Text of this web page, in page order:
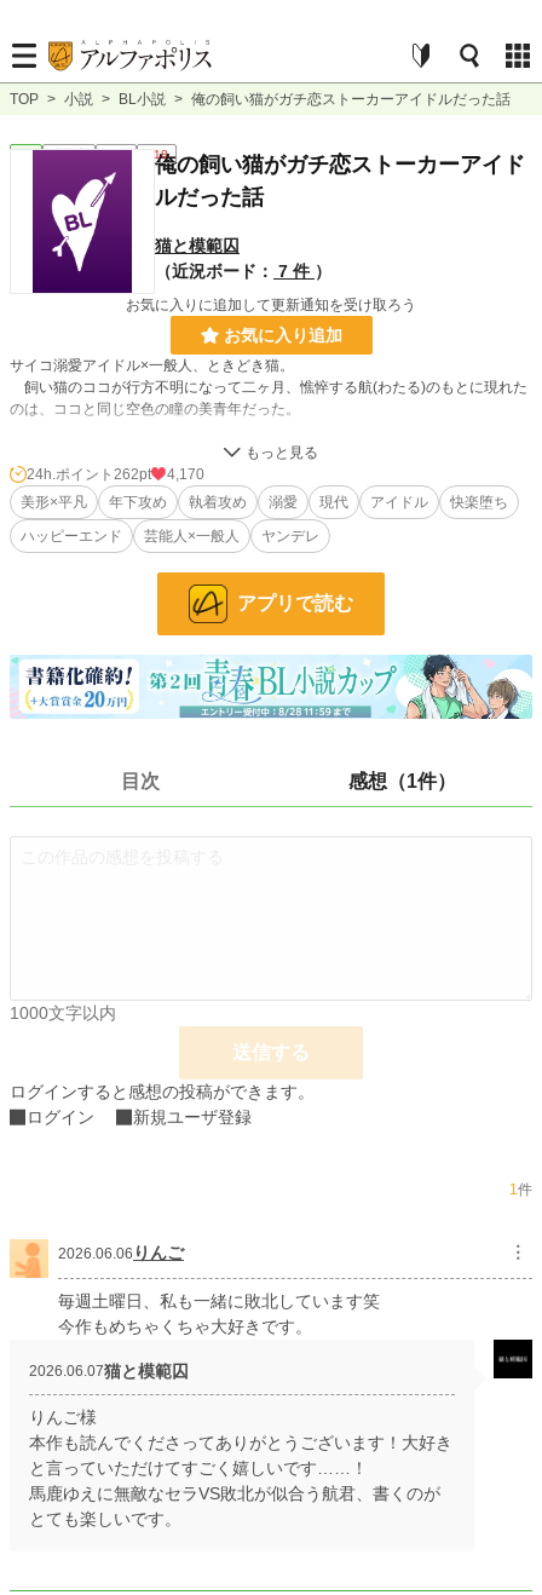
TOP > 小説 > BL小説 > 俺の飼い猫がガチ恋ストーカーアイドルだった話
BL 連載中 長編 R18
俺の飼い猫がガチ恋ストーカーアイド
ルだった話
猫と模範囚
（近況ボード： 7 件 ）
お気に入りに追加して更新通知を受け取ろう
お気に入り追加
サイコ溺愛アイドル×一般人、ときどき猫。
飼い猫のココが行方不明になって二ヶ月、憔悴する航(わたる)のもとに現れた
のは、ココと同じ空色の瞳の美青年だった。
「どうしても航君のところに帰りたくて神様にお願いしたの。どんな姿になって
もいいから、航君に会わせてくださいって」
車に轢かれてしまったココは奇跡を起こし、人間の姿になって戻ってきた。
……と、彼は言う。
コ”にいつのまにか航は身も心も絆されていく。
あるとき真実を知ってしまった航は、彼の常軌を逸した執着から逃れようとす
平凡な男の話。
小説 5,202 位 / 228,589 件
更新日時 2026.08.01 21:21
週間ポイント 2,498 pt (3,959 位)
24h.ポイント 262pt
4,170
美形×平凡
年下攻め 執着攻め 溺愛 現代 アイドル
快楽堕ち
ハッピーエンド
芸能人×一般人 ヤンデレ
アプリで読む
目次 感想（1件）
1000文字以内
送信する
ログインすると感想の投稿ができます。
ログイン
新規ユーザ登録
1件
2026.06.06 りんご ︙
毎週土曜日、私も一緒に敗北しています笑
今作もめちゃくちゃ大好きです。
2026.06.07猫と模範囚
りんご様
本作も読んでくださってありがとうございます！大好き
と言っていただけてすごく嬉しいです……！
馬鹿ゆえに無敵なセラVS敗北が似合う航君、書くのが
とても楽しいです。